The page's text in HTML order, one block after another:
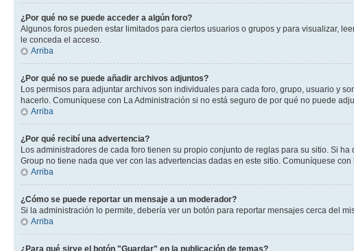
¿Por qué no se puede acceder a algún foro?
Algunos foros pueden estar limitados para ciertos usuarios o grupos y para visualizar,
le conceda el acceso.
Arriba
¿Por qué no se puede añadir archivos adjuntos?
Los permisos para adjuntar archivos son individuales para cada foro, grupo, usuario y
hacerlo. Comuníquese con La Administración si no está seguro de por qué no puede
Arriba
¿Por qué recibí una advertencia?
Los administradores de cada foro tienen su propio conjunto de reglas para su sitio. Si
Group no tiene nada que ver con las advertencias dadas en este sitio. Comuníquese
Arriba
¿Cómo se puede reportar un mensaje a un moderador?
Si la administración lo permite, debería ver un botón para reportar mensajes cerca del
Arriba
¿Para qué sirve el botón "Guardar" en la publicación de temas?